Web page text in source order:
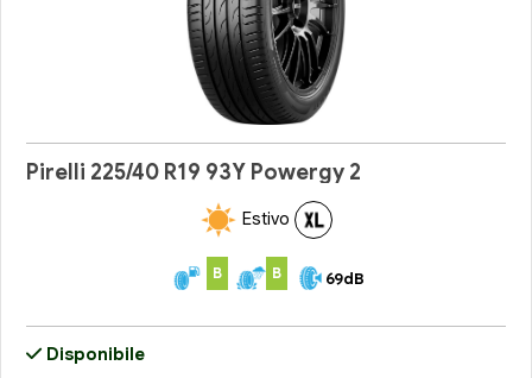
Pirelli 225/40 R19 93Y Powergy 2
Estivo
B B 69dB
Disponibile